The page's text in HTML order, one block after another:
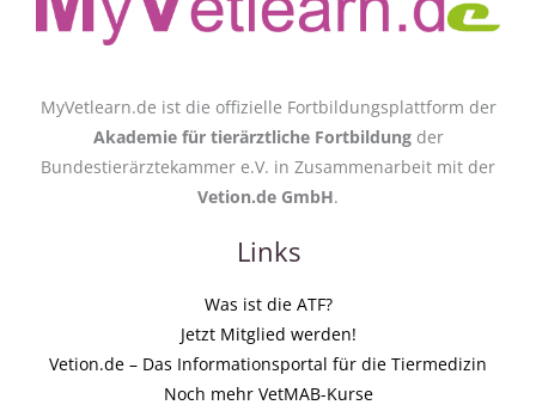
MyVetlearn.de ist die offizielle Fortbildungsplattform der
Akademie für tierärztliche Fortbildungder
Bundestierärztekammer e.V. in Zusammenarbeit mit der
Vetion.de GmbH.
Links
Was ist die ATF?
Jetzt Mitglied werden!
Vetion.de – Das Informationsportal für die Tiermedizin
Noch mehr VetMAB-Kurse